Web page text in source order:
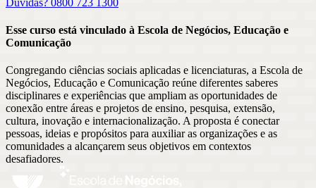
Esse curso está vinculado à Escola de Negócios, Educação e
Comunicação
Congregando ciências sociais aplicadas e licenciaturas, a Escola de
Negócios, Educação e Comunicação reúne diferentes saberes
disciplinares e experiências que ampliam as oportunidades de
conexão entre áreas e projetos de ensino, pesquisa, extensão,
cultura, inovação e internacionalização. A proposta é conectar
pessoas, ideias e propósitos para auxiliar as organizações e as
comunidades a alcançarem seus objetivos em contextos
desafiadores.